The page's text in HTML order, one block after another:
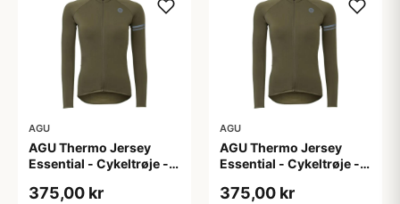
AGU
AGU Thermo Jersey
Essential - Cykeltrøje -
S
375,00 kr
AGU
AGU Thermo Jersey
Essential - Cykeltrøje -
XL
375,00 kr